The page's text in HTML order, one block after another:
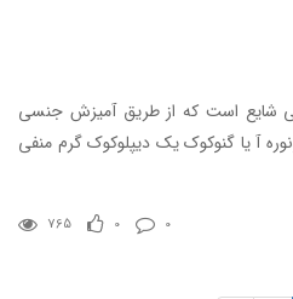
شایع است که از طریق آمیزش جنسی
آ یا گنوکوک یک دیپلوکوک گرم منفی
765 0 0